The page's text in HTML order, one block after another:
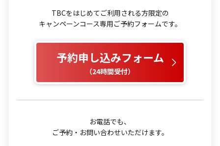
TBCをはじめてご利用される方限定の
キャンペーンコース専用ご予約フォームです。
予約申し込みフォーム
（24時間受付）
お電話でも、
ご予約・お問い合わせいただけます。